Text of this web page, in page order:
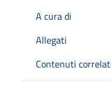
A cura di
Allegati
Contenuti